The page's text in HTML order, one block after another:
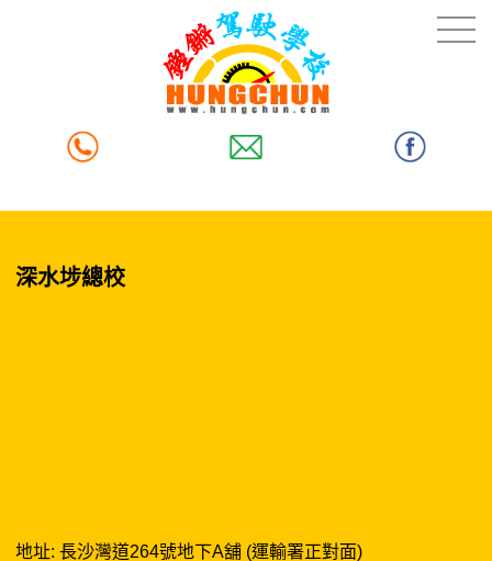
深水埗總校
地址: 長沙灣道264號地下A舖 (運輸署正對面)